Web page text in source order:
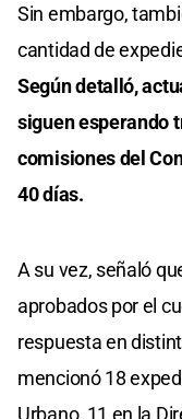
Sin embargo,
cantidad de
Según detalló,
siguen esperando
comisiones del
40 días.
A su vez, señaló
aprobados por el
respuesta en
mencionó 18
Urbano, 11 en la